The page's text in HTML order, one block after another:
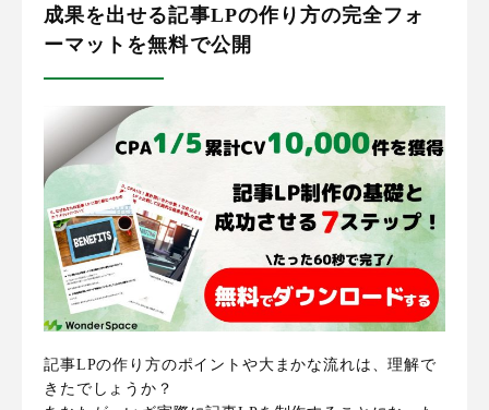
成果を出せる記事LPの作り方の完全フォ
ーマットを無料で公開
記事LPの作り方のポイントや大まかな流れは、理解で
きたでしょうか？